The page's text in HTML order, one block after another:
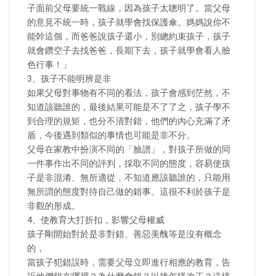
子面前父母要統一戰線，因為孩子太聰明了。當父母
的意見不統一時，孩子就學會找保護傘。媽媽說你不
能幹這個，而爸爸說孩子還小，別總約束孩子，孩子
就會鑽空子去找爸爸，長期下去，孩子就學會看人臉
色行事！」
3、孩子不能明辨是非
如果父母對事物有不同的看法，孩子會感到茫然，不
知道該聽誰的，最後結果可能是不了了之，孩子學不
到合理的規矩，也分不清對錯，他們的內心充滿了矛
盾，今後遇到類似的事情也可能是非不分。
父母在家教中扮演不同的「臉譜」，對孩子所做的同
一件事作出不同的評判，採取不同的態度，容易使孩
子是非混淆、無所適從，不知道應該聽誰的，只能用
無所謂的態度對待自己做的錯事。這很不利於孩子是
非觀的形成。
4、使教育大打折扣，影響父母權威
孩子剛開始對於是非對錯、善惡美醜等是沒有概念
的，
當孩子犯錯誤時，需要父母立即進行相應的教育，告